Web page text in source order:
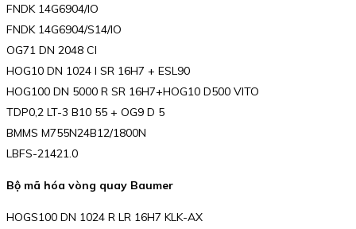
FNDK 14G6904/IO
FNDK 14G6904/S14/IO
OG71 DN 2048 CI
HOG10 DN 1024 I SR 16H7 + ESL90
HOG100 DN 5000 R SR 16H7+HOG10 D500 VITO
TDP0,2 LT-3 B10 55 + OG9 D 5
BMMS M755N24B12/1800N
LBFS-21421.0
Bộ mã hóa vòng quay Baumer
HOGS100 DN 1024 R LR 16H7 KLK-AX